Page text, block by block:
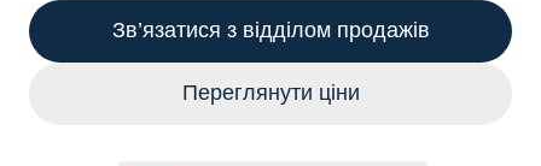
Зв’язатися з відділом продажів
Переглянути ціни